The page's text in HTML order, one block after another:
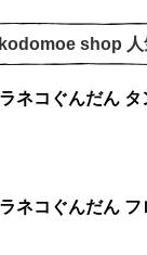
kodomoe shop 人
ノ